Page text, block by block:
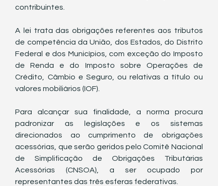
contribuintes.
A lei trata das obrigações referentes aos tributos
de competência da União, dos Estados, do Distrito
Federal e dos Municípios, com exceção do Imposto
de Renda e do Imposto sobre Operações de
Crédito, Câmbio e Seguro, ou relativas a título ou
valores mobiliários (IOF).
Para alcançar sua finalidade, a norma procura
padronizar as legislações e os sistemas
direcionados ao cumprimento de obrigações
acessórias, que serão geridos pelo Comitê Nacional
de Simplificação de Obrigações Tributárias
Acessórias (CNSOA), a ser ocupado por
representantes das três esferas federativas.